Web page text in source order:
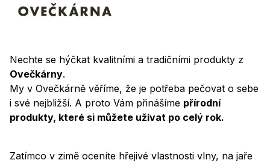
Nechte se hýčkat kvalitními a tradičními produkty z
Ovečkárny.
My v Ovečkárně věříme, že je potřeba pečovat o sebe
i své nejbližší. A proto Vám přinášíme přírodní
produkty, které si můžete užívat po celý rok.
Zatímco v zimě oceníte hřejivé vlastnosti vlny, na jaře